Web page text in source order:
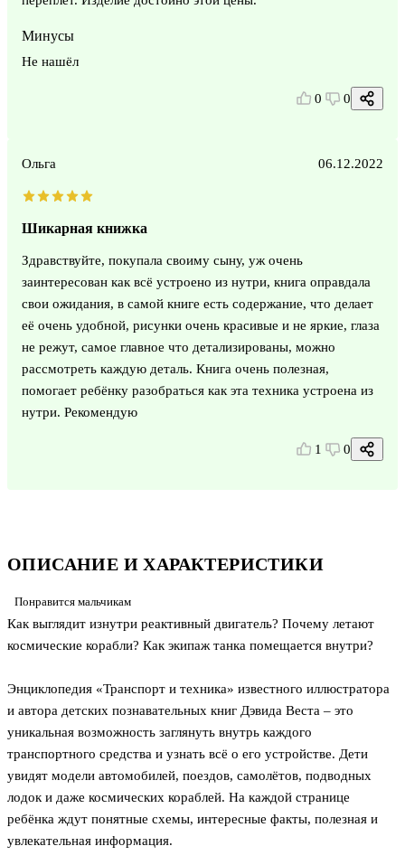
ОПИСАНИЕ И ХАРАКТЕРИСТИКИ
Понравится мальчикам
Как выглядит изнутри реактивный двигатель? Почему летают
космические корабли? Как экипаж танка помещается внутри?
Энциклопедия «Транспорт и техника» известного иллюстратора
и автора детских познавательных книг Дэвида Веста – это
уникальная возможность заглянуть внутрь каждого
транспортного средства и узнать всё о его устройстве. Дети
увидят модели автомобилей, поездов, самолётов, подводных
лодок и даже космических кораблей. На каждой странице
ребёнка ждут понятные схемы, интересные факты, полезная и
увлекательная информация.
Минусы
Не нашёл
0 0
Ольга 06.12.2022
Шикарная книжка
Здравствуйте, покупала своиму сыну, уж очень
заинтересован как всё устроено из нутри, книга оправдала
свои ожидания, в самой книге есть содержание, что делает
её очень удобной, рисунки очень красивые и не яркие, глаза
не режут, самое главное что детализированы, можно
рассмотреть каждую деталь. Книга очень полезная,
помогает ребёнку разобраться как эта техника устроена из
нутри. Рекомендую
1 0